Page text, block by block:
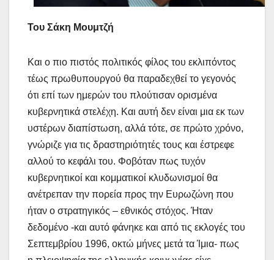
Του Σάκη Μουμτζή
Και ο πιο πιστός πολιτικός φίλος του εκλιπόντος
τέως πρωθυπουργού θα παραδεχθεί το γεγονός
ότι επί των ημερών του πλούτισαν ορισμένα
κυβερνητικά στελέχη. Και αυτή δεν είναι μια εκ των
υστέρων διαπίστωση, αλλά τότε, σε πρώτο χρόνο,
γνώριζε για τις δραστηριότητές τους και έστρεφε
αλλού το κεφάλι του. Φοβόταν πως τυχόν
κυβερνητικοί και κομματικοί κλυδωνισμοί θα
ανέτρεπαν την πορεία προς την Ευρωζώνη που
ήταν ο στρατηγικός – εθνικός στόχος. Ήταν
δεδομένο -και αυτό φάνηκε και από τις εκλογές του
Σεπτεμβρίου 1996, οκτώ μήνες μετά τα Ίμια- πως